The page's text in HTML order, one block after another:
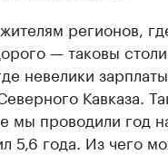
регионов,
— таковы
невелики
Кавказа.
мы проводили год
5,6 года. Из чего